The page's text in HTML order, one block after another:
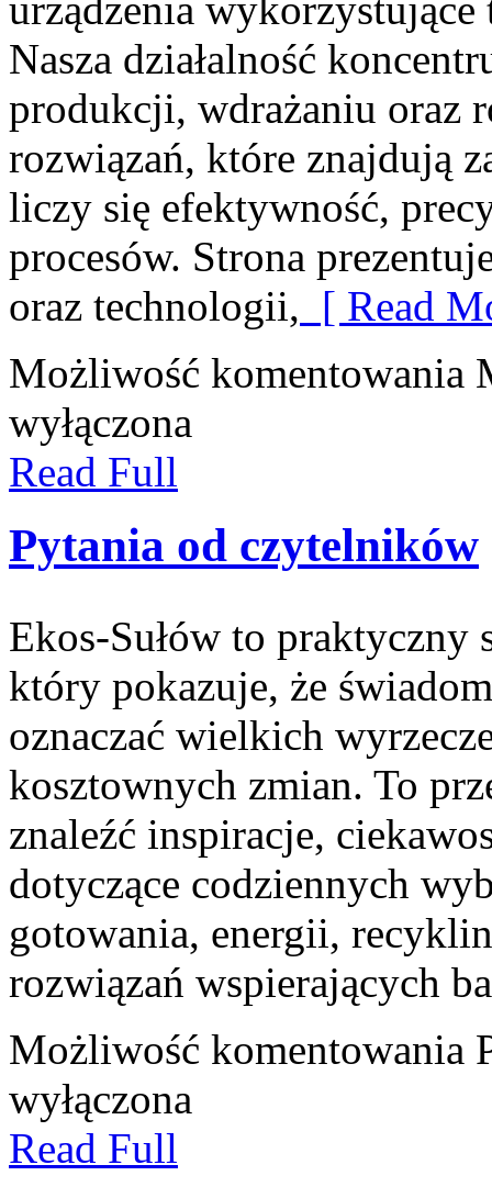
Nasza działalność
produkcji, wdrażaniu oraz
rozwiązań, które znajdują
liczy się efektywność,
procesów. Strona
oraz technologii, [ Read
Możliwość komentowania
wyłączona
Read Full
Pytania od czytelników
Ekos-Sułów to
który pokazuje, że
oznaczać wielkich
kosztownych zmian. To
znaleźć inspiracje,
dotyczące codziennych
gotowania, energii,
rozwiązań wspierających
Możliwość komentowania
wyłączona
Read Full